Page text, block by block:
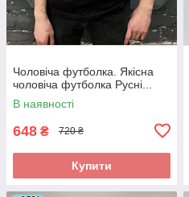
Чоловіча футболка. Якісна
чоловіча футболка Русні...
В наявності
648 ₴ 720 ₴
Купити